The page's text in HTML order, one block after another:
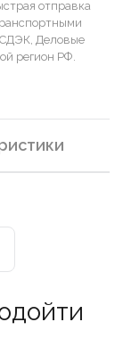
отправка
Деловые
регион РФ.